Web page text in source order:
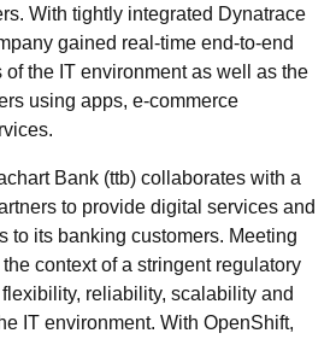
With tightly integrated Dynatrace
gained real-time end-to-end
the IT environment as well as the
using apps, e-commerce
Bank (ttb) collaborates with a
to provide digital services and
to its banking customers. Meeting
context of a stringent regulatory
reliability, scalability and
IT environment. With OpenShift,